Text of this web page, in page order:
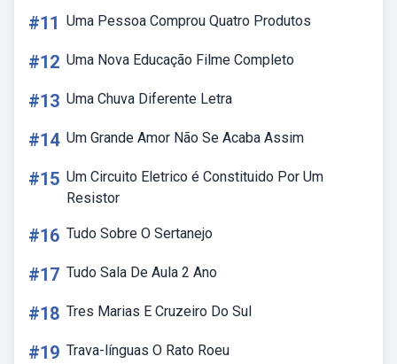
#11 Uma Pessoa Comprou Quatro Produtos
#12 Uma Nova Educação Filme Completo
#13 Uma Chuva Diferente Letra
#14 Um Grande Amor Não Se Acaba Assim
#15 Um Circuito Eletrico é Constituido Por Um
Resistor
#16 Tudo Sobre O Sertanejo
#17 Tudo Sala De Aula 2 Ano
#18 Tres Marias E Cruzeiro Do Sul
#19 Trava-línguas O Rato Roeu